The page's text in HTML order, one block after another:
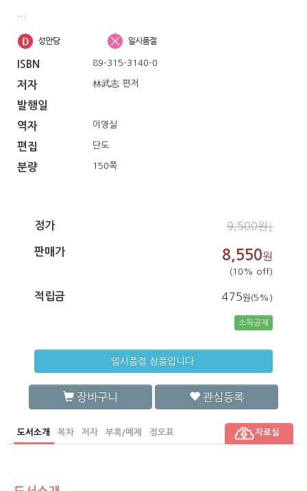
ISBN 89-315-3140-0
저자 林武志 편저
발행일
역자
이영실
편집 단도
분량 150쪽
정가 9,500원↓
판매가 8,550원
(10% off)
적립금 475원(5%)
소득공제
일시품절 상품입니다.
장바구니 관심등록
도서소개 목차 저자 부록/예제 정오표 자료실